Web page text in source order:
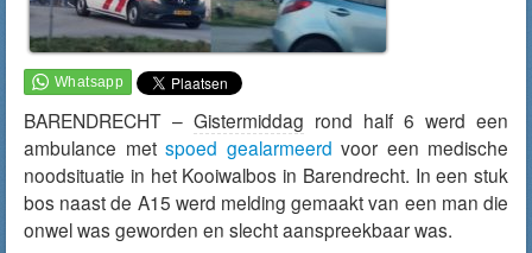
BARENDRECHT – Gistermiddag rond half 6 werd een
ambulance met spoed gealarmeerd voor een medische
noodsituatie in het Kooiwalbos in Barendrecht. In een stuk
bos naast de A15 werd melding gemaakt van een man die
onwel was geworden en slecht aanspreekbaar was.